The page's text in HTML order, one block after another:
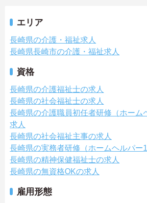
エリア
長崎県の介護・福祉求人
長崎県長崎市の介護・福祉求人
資格
長崎県の介護福祉士の求人
長崎県の社会福祉士の求人
長崎県の介護職員初任者研修（ホーム
求人
長崎県の社会福祉主事の求人
長崎県の実務者研修（ホームヘルパー
長崎県の精神保健福祉士の求人
長崎県の無資格OKの求人
雇用形態